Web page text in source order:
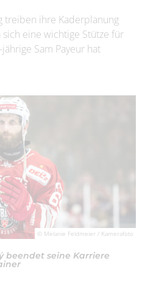
treiben ihre Kaderplanung
eine wichtige Stütze für
Sam Payeur hat
© Melanie Feldmeier / Kamerafoto
beendet seine Karriere